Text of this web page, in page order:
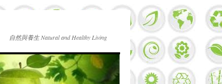
自然與養生 Natural and Healthy Living